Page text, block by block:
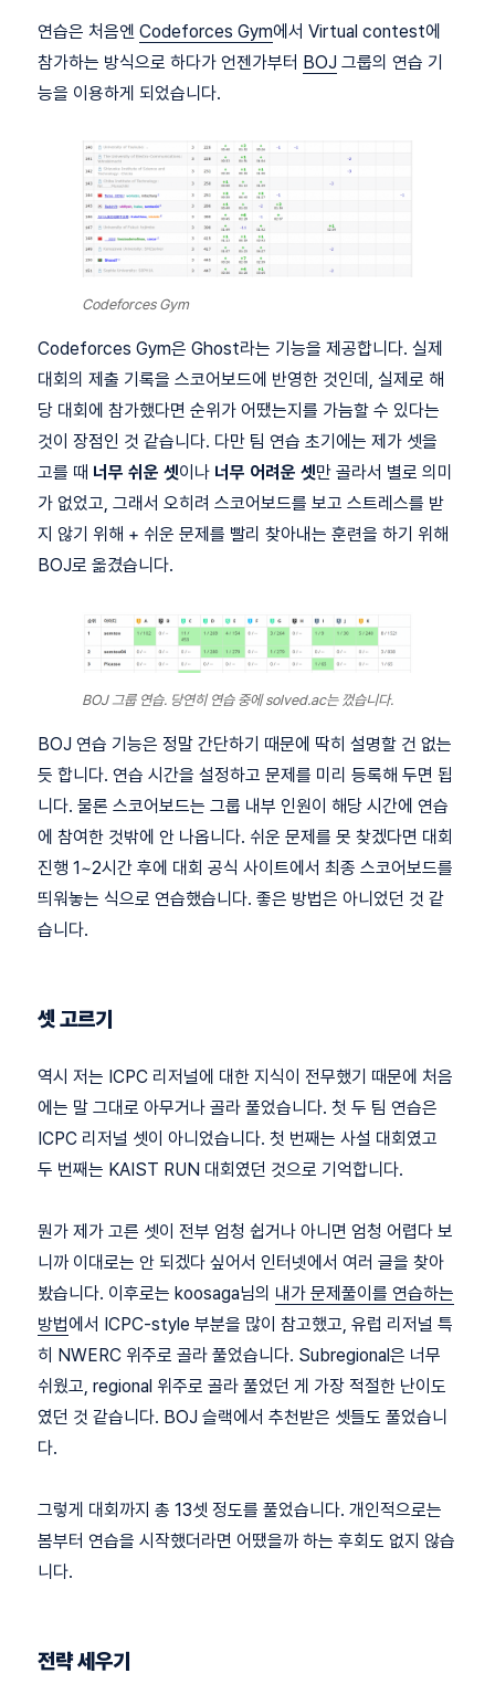
연습은 처음엔Codeforces Gym에서 Virtual contest에
참가하는 방식으로 하다가 언젠가부터 BOJ 그룹의 연습 기
능을 이용하게 되었습니다.
Codeforces Gym
Codeforces Gym은 Ghost라는 기능을 제공합니다. 실제
대회의 제출 기록을 스코어보드에 반영한 것인데, 실제로 해
당 대회에 참가했다면 순위가 어땠는지를 가늠할 수 있다는
것이 장점인 것 같습니다. 다만 팀 연습 초기에는 제가 셋을
고를 때 너무 쉬운 셋이나 너무 어려운 셋만 골라서 별로 의미
가 없었고, 그래서 오히려 스코어보드를 보고 스트레스를 받
지 않기 위해 + 쉬운 문제를 빨리 찾아내는 훈련을 하기 위해
BOJ로 옮겼습니다.
BOJ 그룹 연습. 당연히 연습 중에 solved.ac는 껐습니다.
BOJ 연습 기능은 정말 간단하기 때문에 딱히 설명할 건 없는
듯 합니다. 연습 시간을 설정하고 문제를 미리 등록해 두면 됩
니다. 물론 스코어보드는 그룹 내부 인원이 해당 시간에 연습
에 참여한 것밖에 안 나옵니다. 쉬운 문제를 못 찾겠다면 대회
진행 1~2시간 후에 대회 공식 사이트에서 최종 스코어보드를
띄워놓는 식으로 연습했습니다. 좋은 방법은 아니었던 것 같
습니다.
셋 고르기
역시 저는 ICPC 리저널에 대한 지식이 전무했기 때문에 처음
에는 말 그대로 아무거나 골라 풀었습니다. 첫 두 팀 연습은
ICPC 리저널 셋이 아니었습니다. 첫 번째는 사설 대회였고
두 번째는 KAIST RUN 대회였던 것으로 기억합니다.
뭔가 제가 고른 셋이 전부 엄청 쉽거나 아니면 엄청 어렵다 보
니까 이대로는 안 되겠다 싶어서 인터넷에서 여러 글을 찾아
봤습니다. 이후로는 koosaga님의 내가 문제풀이를 연습하는
방법에서 ICPC-style 부분을 많이 참고했고, 유럽 리저널 특
히 NWERC 위주로 골라 풀었습니다. Subregional은 너무
쉬웠고, regional 위주로 골라 풀었던 게 가장 적절한 난이도
였던 것 같습니다. BOJ 슬랙에서 추천받은 셋들도 풀었습니
다.
그렇게 대회까지 총 13셋 정도를 풀었습니다. 개인적으로는
봄부터 연습을 시작했더라면 어땠을까 하는 후회도 없지 않습
니다.
전략 세우기